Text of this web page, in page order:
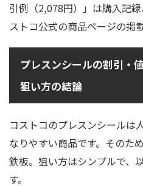
引例（2,078円）」は購入記
ストコ公式の商品ページの掲
プレスンシールの割引・
狙い方の結論
コストコのプレスンシールは
なりやすい商品です。そのため
鉄板。狙い方はシンプルで、
す。